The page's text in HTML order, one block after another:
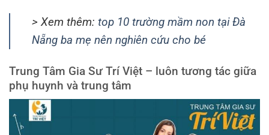
> Xem thêm: top 10 trường mầm non tại Đà
Nẵng ba mẹ nên nghiên cứu cho bé
Trung Tâm Gia Sư Trí Việt – luôn tương tác giữa
phụ huynh và trung tâm